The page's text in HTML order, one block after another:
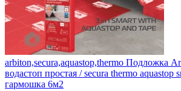
arbiton,secura,aquastop,thermo Подложка
водастоп простая / secura thermo aquastop
гармошка 6м2